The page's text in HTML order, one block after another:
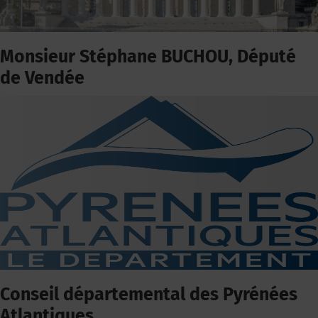
Monsieur Stéphane BUCHOU, Député
de Vendée
Conseil départemental des Pyrénées